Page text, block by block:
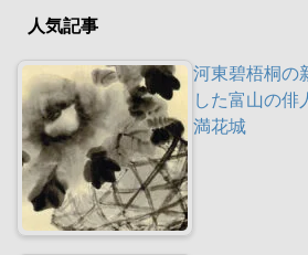
人気記事
河東碧梧桐の
した富山の俳
満花城